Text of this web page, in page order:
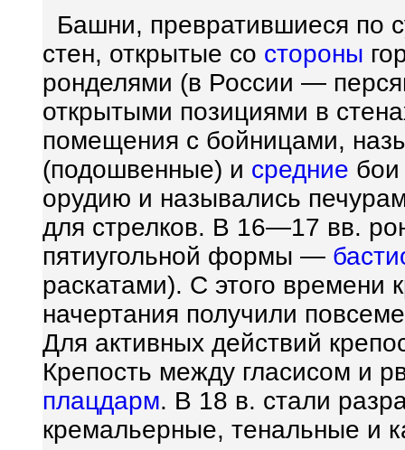
Башни, превратившиеся по
стен, открытые со стороны
ронделями (в России —
открытыми позициями в
помещения с бойницами,
(подошвенные) и средние
орудию и назывались
для стрелков. В 16—17 вв.
пятиугольной формы —
раскатами). С этого времени
начертания получили
Для активных действий
Крепость между гласисом и
плацдарм. В 18 в. стали
кремальерные, тенальные и